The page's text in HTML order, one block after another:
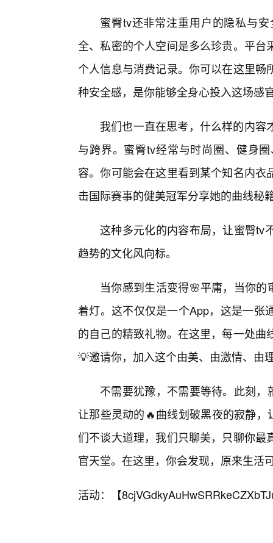
蜜臀tv还非常注重用户的隐私与
全、私密的个人空间是多么珍贵。平
个人信息与消费记录。你可以在这里
种安全感，是你能够全身心投入这场感
我们也一直在思考，什么样的内
与跨界。蜜臀tv经常与时尚圈、健身
容。你可能会在这里看到某个知名内
击国际赛事的健美冠军分享她的曲线秘
这种多元化的内容布局，让蜜臀tv
趋势的文化风向标。
当你感到生活变得🌸平庸，当你
着灯。这不仅仅是一个App，这是一张
的自己的精致礼物。在这里，每一处
💡邀请你，加入这个由美、由激情、由
不需要犹豫，不需要等待。此刻
让那些灵动的🔥曲线划破黑夜的寂静
们不谈大道理，我们只聊美，只聊你
官天堂。在这里，你会发现，原来生活
活动：【